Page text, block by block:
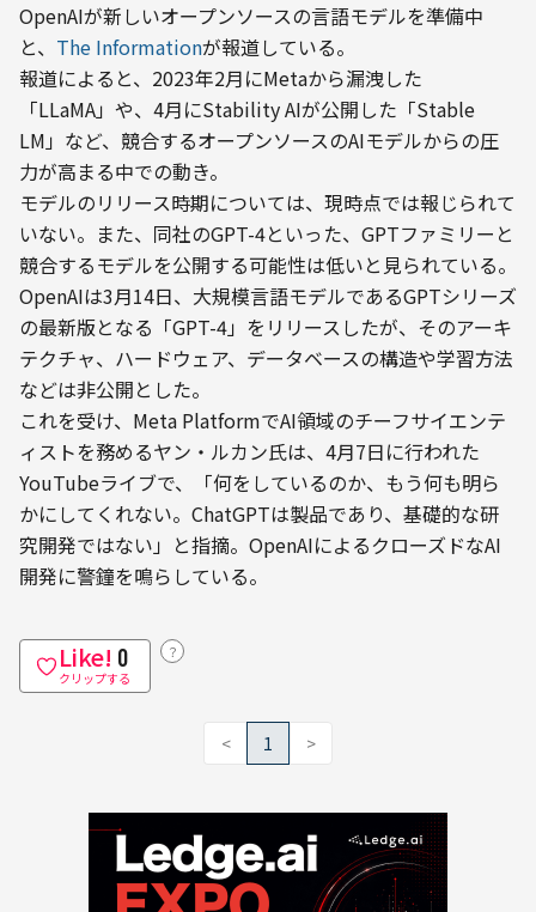
OpenAIが新しいオープンソースの言語モデルを準備中
と、 The Informationが報道している。
報道によると、2023年2月にMetaから漏洩した
「LLaMA」や、4月にStability AIが公開した「Stable
LM」など、競合するオープンソースのAIモデルからの圧
力が高まる中での動き。
モデルのリリース時期については、現時点では報じられて
いない。また、同社のGPT-4といった、GPTファミリーと
競合するモデルを公開する可能性は低いと見られている。
OpenAIは3月14日、大規模言語モデルであるGPTシリーズ
の最新版となる「GPT-4」をリリースしたが、そのアーキ
テクチャ、ハードウェア、データベースの構造や学習方法
などは非公開とした。
これを受け、Meta PlatformでAI領域のチーフサイエンテ
ィストを務めるヤン・ルカン氏は、4月7日に行われた
YouTubeライブで、「何をしているのか、もう何も明ら
かにしてくれない。ChatGPTは製品であり、基礎的な研
究開発ではない」と指摘。OpenAIによるクローズドなAI
開発に警鐘を鳴らしている。
Like! 0
クリップする
？
< 1 >